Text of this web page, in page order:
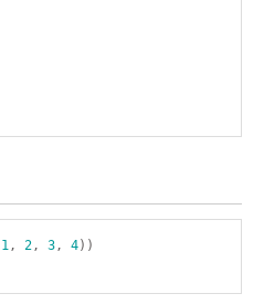
1 , 2, 3, 4